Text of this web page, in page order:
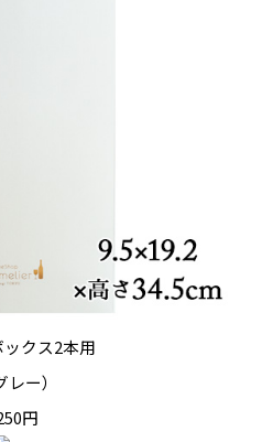
クス2本用
レー）
円